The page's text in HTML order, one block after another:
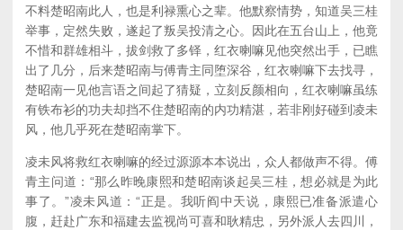
不料楚昭南此人，也是利禄熏心之辈。他默察情势，知道吴三桂
举事，定然失败，遂起了叛吴投清之心。因此在五台山上，他竟
不惜和群雄相斗，拔剑救了多铎，红衣喇嘛见他突然出手，已瞧
出了几分，后来楚昭南与傅青主同堕深谷，红衣喇嘛下去找寻，
楚昭南一见他言语之间起了猜疑，立刻反颜相向，红衣喇嘛虽练
有铁布衫的功夫却挡不住楚昭南的内功精湛，若非刚好碰到凌未
风，他几乎死在楚昭南掌下。
凌未风将救红衣喇嘛的经过源源本本说出，众人都做声不得。傅
青主问道：“那么昨晚康熙和楚昭南谈起吴三桂，想必就是为此
事了。”凌未风道：“正是。我听阎中天说，康熙已准备派遣心
腹，赶赴广东和福建去监视尚可喜和耿精忠，另外派人去四川，